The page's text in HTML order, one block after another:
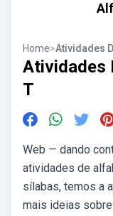
Home>Atividades
Atividades
T
Web — dando
atividades de
sílabas, temos a
mais ideias